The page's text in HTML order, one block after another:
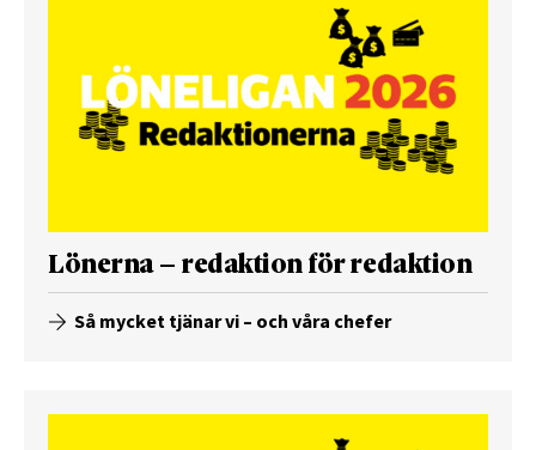
Lönerna – redaktion för redaktion
Så mycket tjänar vi – och våra chefer